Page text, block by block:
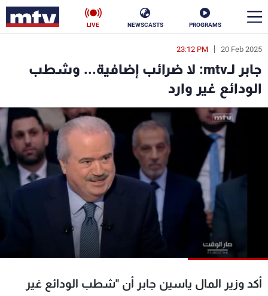
PROGRAMS
NEWSCASTS
LIVE
20 Feb 2025
23:12 PM
جابر لـmtv: لا ضرائب إضافية... وشطب
الودائع غير وارد
أكد وزير المال ياسين جابر أن "شطب الودائع غير
en
الأخبار
سياسة ناس
فن
رياضة
كأس العالم
البرامج
شاهد البرامج